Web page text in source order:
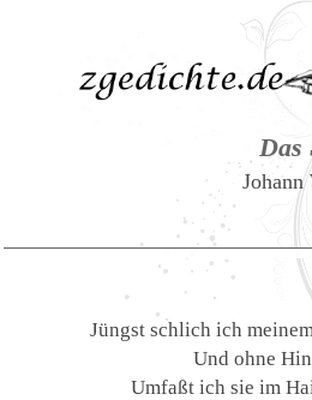
Das
Johann
Jüngst schlich ich
Und ohne
Umfaßt ich sie im